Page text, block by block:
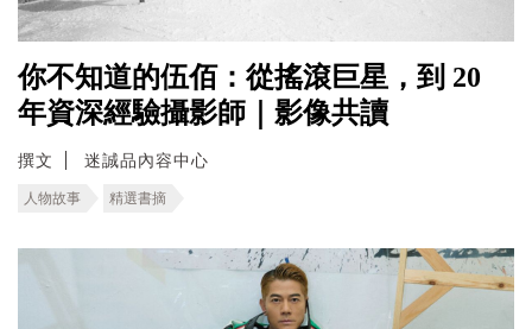
你不知道的伍佰：從搖滾巨星，到 20
年資深經驗攝影師｜影像共讀
撰文 迷誠品內容中心
人物故事 精選書摘